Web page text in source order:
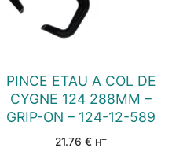
PINCE ETAU A COL DE
CYGNE 124 288MM –
GRIP-ON – 124-12-589
21.76 € HT